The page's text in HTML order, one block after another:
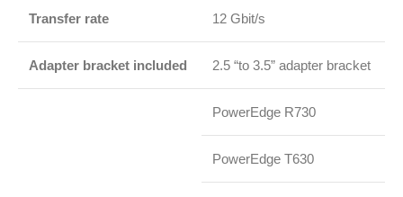
Transfer rate 12 Gbit/s
Adapter bracket included 2.5 “to 3.5” adapter bracket
PowerEdge R730
PowerEdge T630